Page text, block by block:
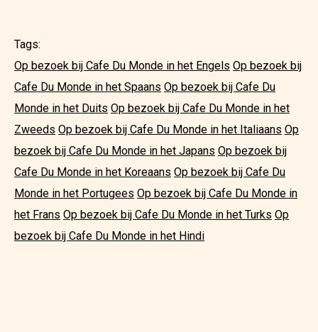
Tags:
Op bezoek bij Cafe Du Monde in het Engels Op bezoek bij
Cafe Du Monde in het Spaans Op bezoek bij Cafe Du
Monde in het Duits Op bezoek bij Cafe Du Monde in het
Zweeds Op bezoek bij Cafe Du Monde in het Italiaans Op
bezoek bij Cafe Du Monde in het Japans Op bezoek bij
Cafe Du Monde in het Koreaans Op bezoek bij Cafe Du
Monde in het Portugees Op bezoek bij Cafe Du Monde in
het Frans Op bezoek bij Cafe Du Monde in het Turks Op
bezoek bij Cafe Du Monde in het Hindi